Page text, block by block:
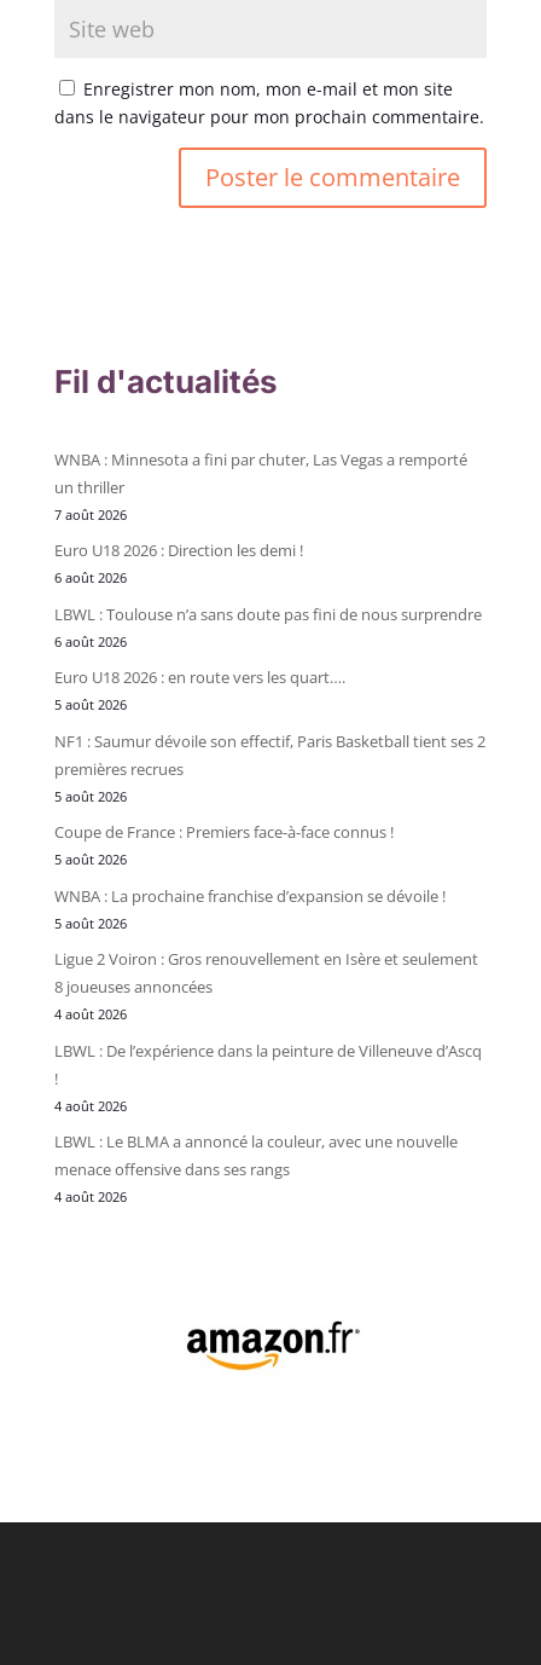
Enregistrer mon nom, mon e-mail et mon site
dans le navigateur pour mon prochain commentaire.
Fil d'actualités
WNBA : Minnesota a fini par chuter, Las Vegas a remporté
un thriller
7 août 2026
Euro U18 2026 : Direction les demi !
6 août 2026
LBWL : Toulouse n’a sans doute pas fini de nous surprendre
6 août 2026
Euro U18 2026 : en route vers les quart….
5 août 2026
NF1 : Saumur dévoile son effectif, Paris Basketball tient ses 2
premières recrues
5 août 2026
Coupe de France : Premiers face-à-face connus !
5 août 2026
WNBA : La prochaine franchise d’expansion se dévoile !
5 août 2026
Ligue 2 Voiron : Gros renouvellement en Isère et seulement
8 joueuses annoncées
4 août 2026
LBWL : De l’expérience dans la peinture de Villeneuve d’Ascq
!
4 août 2026
LBWL : Le BLMA a annoncé la couleur, avec une nouvelle
menace offensive dans ses rangs
4 août 2026